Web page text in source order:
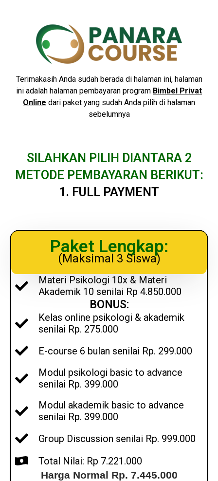
Terimakasih Anda sudah berada di halaman ini, halaman
ini adalah halaman pembayaran program Bimbel Privat
Online dari paket yang sudah Anda pilih di halaman
sebelumnya
SILAHKAN PILIH DIANTARA 2
METODE PEMBAYARAN BERIKUT:
1. FULL PAYMENT
Paket Lengkap:
(Maksimal 3 Siswa)
Materi Psikologi 10x & Materi
Akademik 10 senilai Rp 4.850.000
BONUS:
Kelas online psikologi & akademik
senilai Rp. 275.000
E-course 6 bulan senilai Rp. 299.000
Modul psikologi basic to advance
senilai Rp. 399.000
Modul akademik basic to advance
senilai Rp. 399.000
Group Discussion senilai Rp. 999.000
Total Nilai: Rp 7.221.000
Harga Normal Rp. 7.445.000